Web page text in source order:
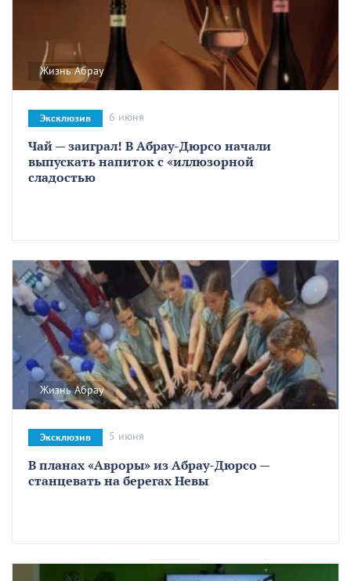
Жизнь Абрау
Чай — заиграл! В Абрау-Дюрсо начали
выпускать напиток с «иллюзорной
сладостью
Эксклюзив 6 июня
Жизнь Абрау
В планах «Авроры» из Абрау-Дюрсо —
станцевать на берегах Невы
Эксклюзив 5 июня